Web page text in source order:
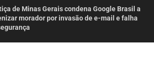
de Minas Gerais condena Google Brasil a
morador por invasão de e-mail e falha